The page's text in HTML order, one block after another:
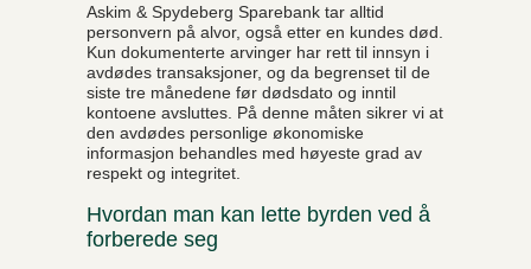
Askim & Spydeberg Sparebank tar alltid
personvern på alvor, også etter en kundes død.
Kun dokumenterte arvinger har rett til innsyn i
avdødes transaksjoner, og da begrenset til de
siste tre månedene før dødsdato og inntil
kontoene avsluttes. På denne måten sikrer vi at
den avdødes personlige økonomiske
informasjon behandles med høyeste grad av
respekt og integritet.
Hvordan man kan lette byrden ved å
forberede seg